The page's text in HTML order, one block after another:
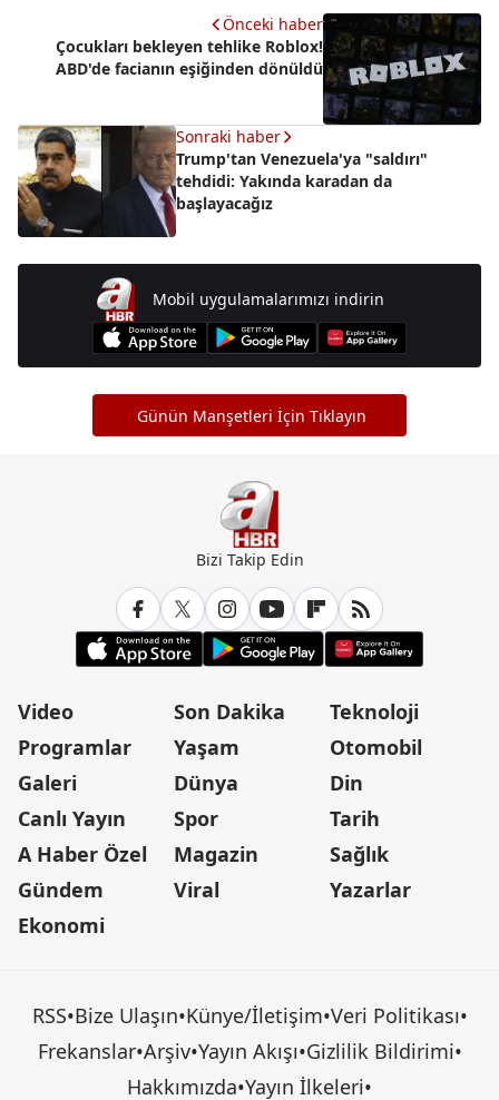
Önceki haber
Çocukları bekleyen tehlike Roblox!
ABD'de facianın eşiğinden dönüldü
Sonraki haber
Trump'tan Venezuela'ya "saldırı"
tehdidi: Yakında karadan da
başlayacağız
Mobil uygulamalarımızı indirin
Günün Manşetleri İçin Tıklayın
Bizi Takip Edin
Video
Programlar
Galeri
Canlı Yayın
A Haber Özel
Gündem
Ekonomi
Son Dakika
Yaşam
Dünya
Spor
Magazin
Viral
Teknoloji
Otomobil
Din
Tarih
Sağlık
Yazarlar
RSS•Bize Ulaşın•Künye/İletişim•Veri Politikası•
Frekanslar•Arşiv•Yayın Akışı•Gizlilik Bildirimi•
Hakkımızda•Yayın İlkeleri•